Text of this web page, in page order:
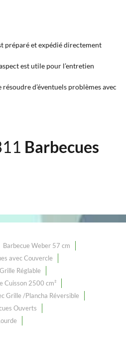
préparé et expédié directement
est utile pour l’entretien
d’éventuels problèmes avec
Barbecues
Barbecue Weber 57 cm
avec Couvercle
Réglable
Cuisson 2500 cm²
Grille /Plancha Réversible
Ouverts